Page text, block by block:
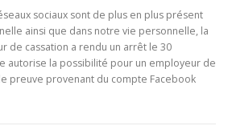
sociaux sont de plus en plus présent
ainsi que dans notre vie personnelle, la
de cassation a rendu un arrêt le 30
autorise la possibilité pour un employeur de
preuve provenant du compte Facebook